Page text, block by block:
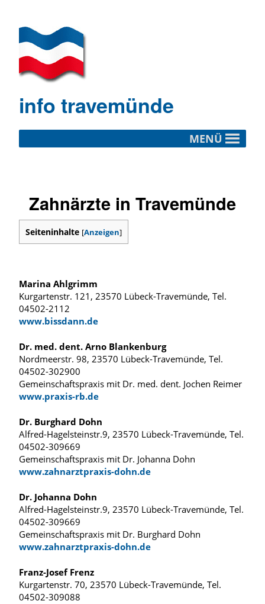
info travemünde
MENÜ
Zahnärzte in Travemünde
Seiteninhalte [Anzeigen]
Marina Ahlgrimm
Kurgartenstr. 121, 23570 Lübeck-Travemünde, Tel.
04502-2112
www.bissdann.de
Dr. med. dent. Arno Blankenburg
Nordmeerstr. 98, 23570 Lübeck-Travemünde, Tel.
04502-302900
Gemeinschaftspraxis mit Dr. med. dent. Jochen Reimer
www.praxis-rb.de
Dr. Burghard Dohn
Alfred-Hagelsteinstr.9, 23570 Lübeck-Travemünde, Tel.
04502-309669
Gemeinschaftspraxis mit Dr. Johanna Dohn
www.zahnarztpraxis-dohn.de
Dr. Johanna Dohn
Alfred-Hagelsteinstr.9, 23570 Lübeck-Travemünde, Tel.
04502-309669
Gemeinschaftspraxis mit Dr. Burghard Dohn
www.zahnarztpraxis-dohn.de
Franz-Josef Frenz
Kurgartenstr. 70, 23570 Lübeck-Travemünde, Tel.
04502-309088